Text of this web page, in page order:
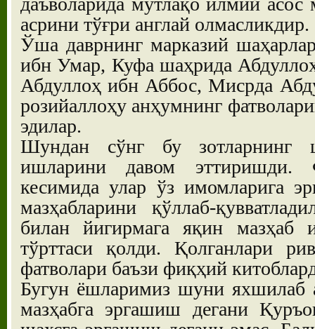
асрини тўғри англай олмасликдир.
Ўша даврнинг марказий
ибн Умар, Куфа шаҳрида
Абдуллоҳ ибн Аббос, Мисрда
розийаллоҳу анҳумнинг
эдилар.
Шундан сўнг бу зотларнинг
ишларини давом эттиришди.
кесимида улар ўз имомларига
мазҳабларини қўллаб-
билан йигирмага яқин мазҳаб
тўрттаси қолди. Қолганлари
фатволари баъзи фиқҳий
Бугун ёшларимиз шуни яхшилаб
мазҳабга эргашиш дегани